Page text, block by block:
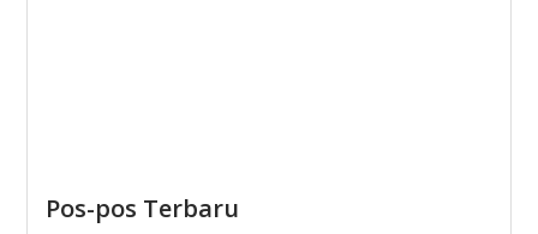
Pos-pos Terbaru